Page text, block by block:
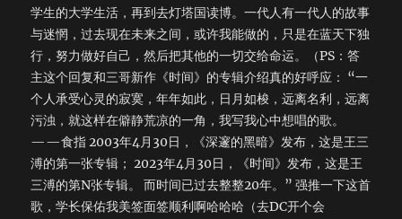
学生的大学生活，再到去灯塔国读博。一代人有一代人的故事
与迷惘，过去现在未来之间，或许我能做的，只是在蓝天下独
行，努力做好自己，然后把其他的一切交给命运。（PS：答
主这个回复和三哥新作《时间》的专辑介绍真的好呼应： “一
个人承受心灵的寂寞，年年如此，日月如梭，远离名利，远离
污浊，就这样在僻静荒凉的一角，我写我心中想唱的歌。
——食指 2003年4月30日，《深邃的黑暗》发布，这是王三
溥的第一张专辑； 2023年4月30日，《时间》发布，这是王
三溥的第N张专辑。 而时间已过去整整20年。” 强推一下这首
歌，学长保佑我美签面签顺利啊哈哈哈（去DC开个会